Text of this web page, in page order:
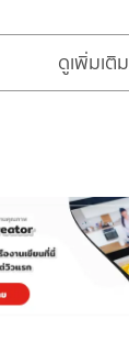
ดูเพิ่มเติม